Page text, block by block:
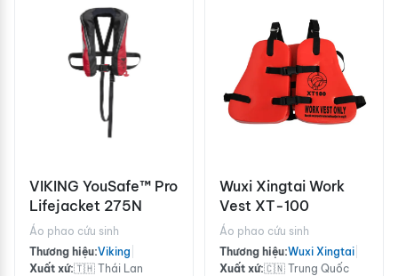
VIKING YouSafe™ Pro
Lifejacket 275N
Áo phao cứu sinh
Thương hiệu:Viking
Xuất xứ:🇹🇭 Thái Lan
Wuxi Xingtai Work
Vest XT-100
Áo phao cứu sinh
Thương hiệu:Wuxi Xingtai
Xuất xứ:🇨🇳 Trung Quốc